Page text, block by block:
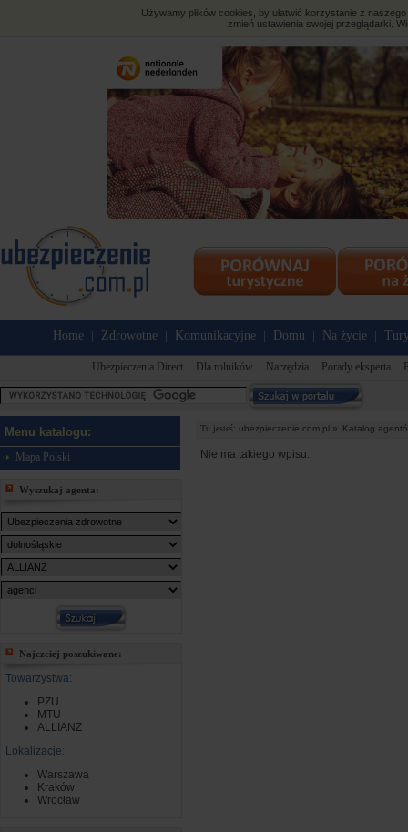
Używamy plików cookies, by ułatwić korzystanie z
zmień ustawienia swojej przeglądarki.
Home Zdrowotne Komunikacyjne Domu Na życie
Ubezpieczenia Direct Dla rolników Narzędzia Porady eksperta
Menu katalogu:
Mapa Polski
Wyszukaj agenta:
Najczciej poszukiwane:
Towarzystwa:
PZU
MTU
ALLIANZ
Lokalizacje:
Warszawa
Kraków
Wrocław
Tu jesteś: ubezpieczenie.com.pl » Katalog
Nie ma takiego wpisu.